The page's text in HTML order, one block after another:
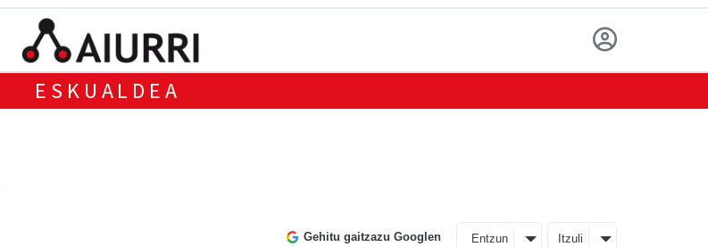
ESKUALDEA
Gehitu gaitzazu Googlen Entzun Itzuli